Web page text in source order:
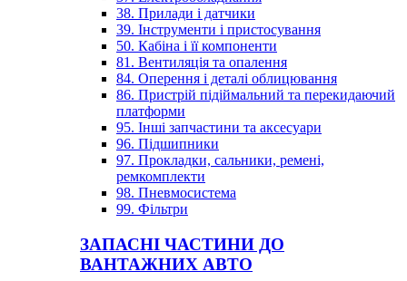
38. Прилади і датчики
39. Інструменти і пристосування
50. Кабіна і її компоненти
81. Вентиляція та опалення
84. Оперення і деталі облицювання
86. Пристрій підіймальний та перекидаючий
платформи
95. Інші запчастини та аксесуари
96. Підшипники
97. Прокладки, сальники, ремені,
ремкомплекти
98. Пневмосистема
99. Фільтри
ЗАПАСНІ ЧАСТИНИ ДО
ВАНТАЖНИХ АВТО